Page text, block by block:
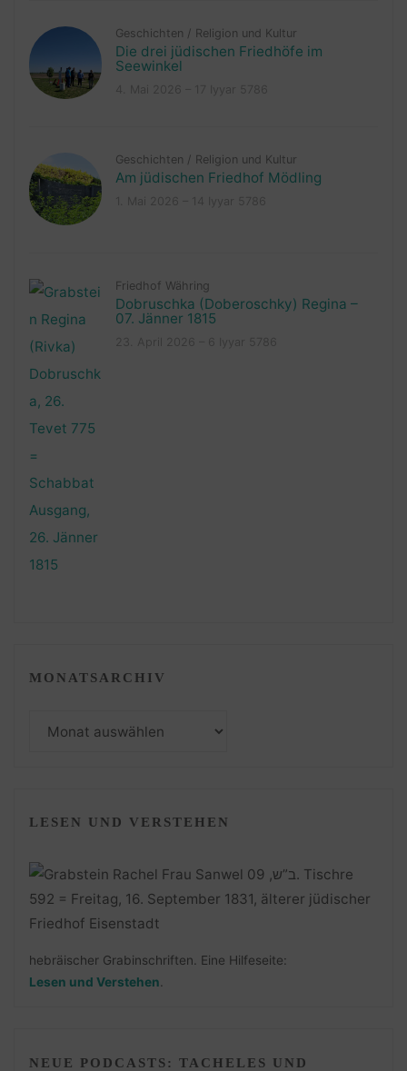
Geschichten / Religion und Kultur
Die drei jüdischen Friedhöfe im
Seewinkel
Geschichten / Religion und Kultur
Am jüdischen Friedhof Mödling
Friedhof Währing
Dobruschka (Doberoschky) Regina –
07. Jänner 1815
MONATSARCHIV
LESEN UND VERSTEHEN
hebräischer Grabinschriften. Eine Hilfeseite:
Lesen und Verstehen
NEUE PODCASTS: TACHELES UND